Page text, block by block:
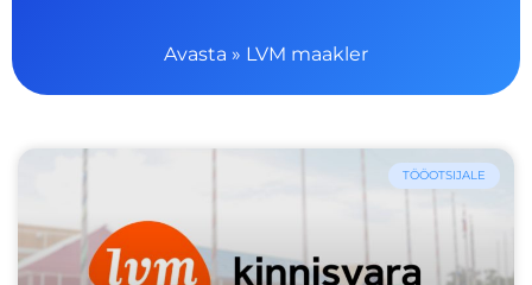
Avasta » LVM maakler
TÖÖOTSIJALE